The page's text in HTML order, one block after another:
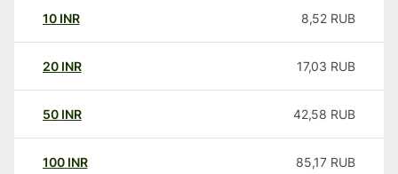
10 INR 8,52 RUB
20 INR 17,03 RUB
50 INR 42,58 RUB
100 INR 85,17 RUB